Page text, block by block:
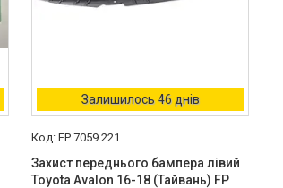
Залишилось 46 днів
FP 7059 221
Захист переднього бампера лівий
Toyota Avalon 16-18 (Тайвань) FP